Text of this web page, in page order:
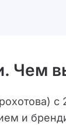
Чем
с
и